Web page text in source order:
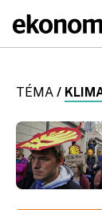
TÉMA /